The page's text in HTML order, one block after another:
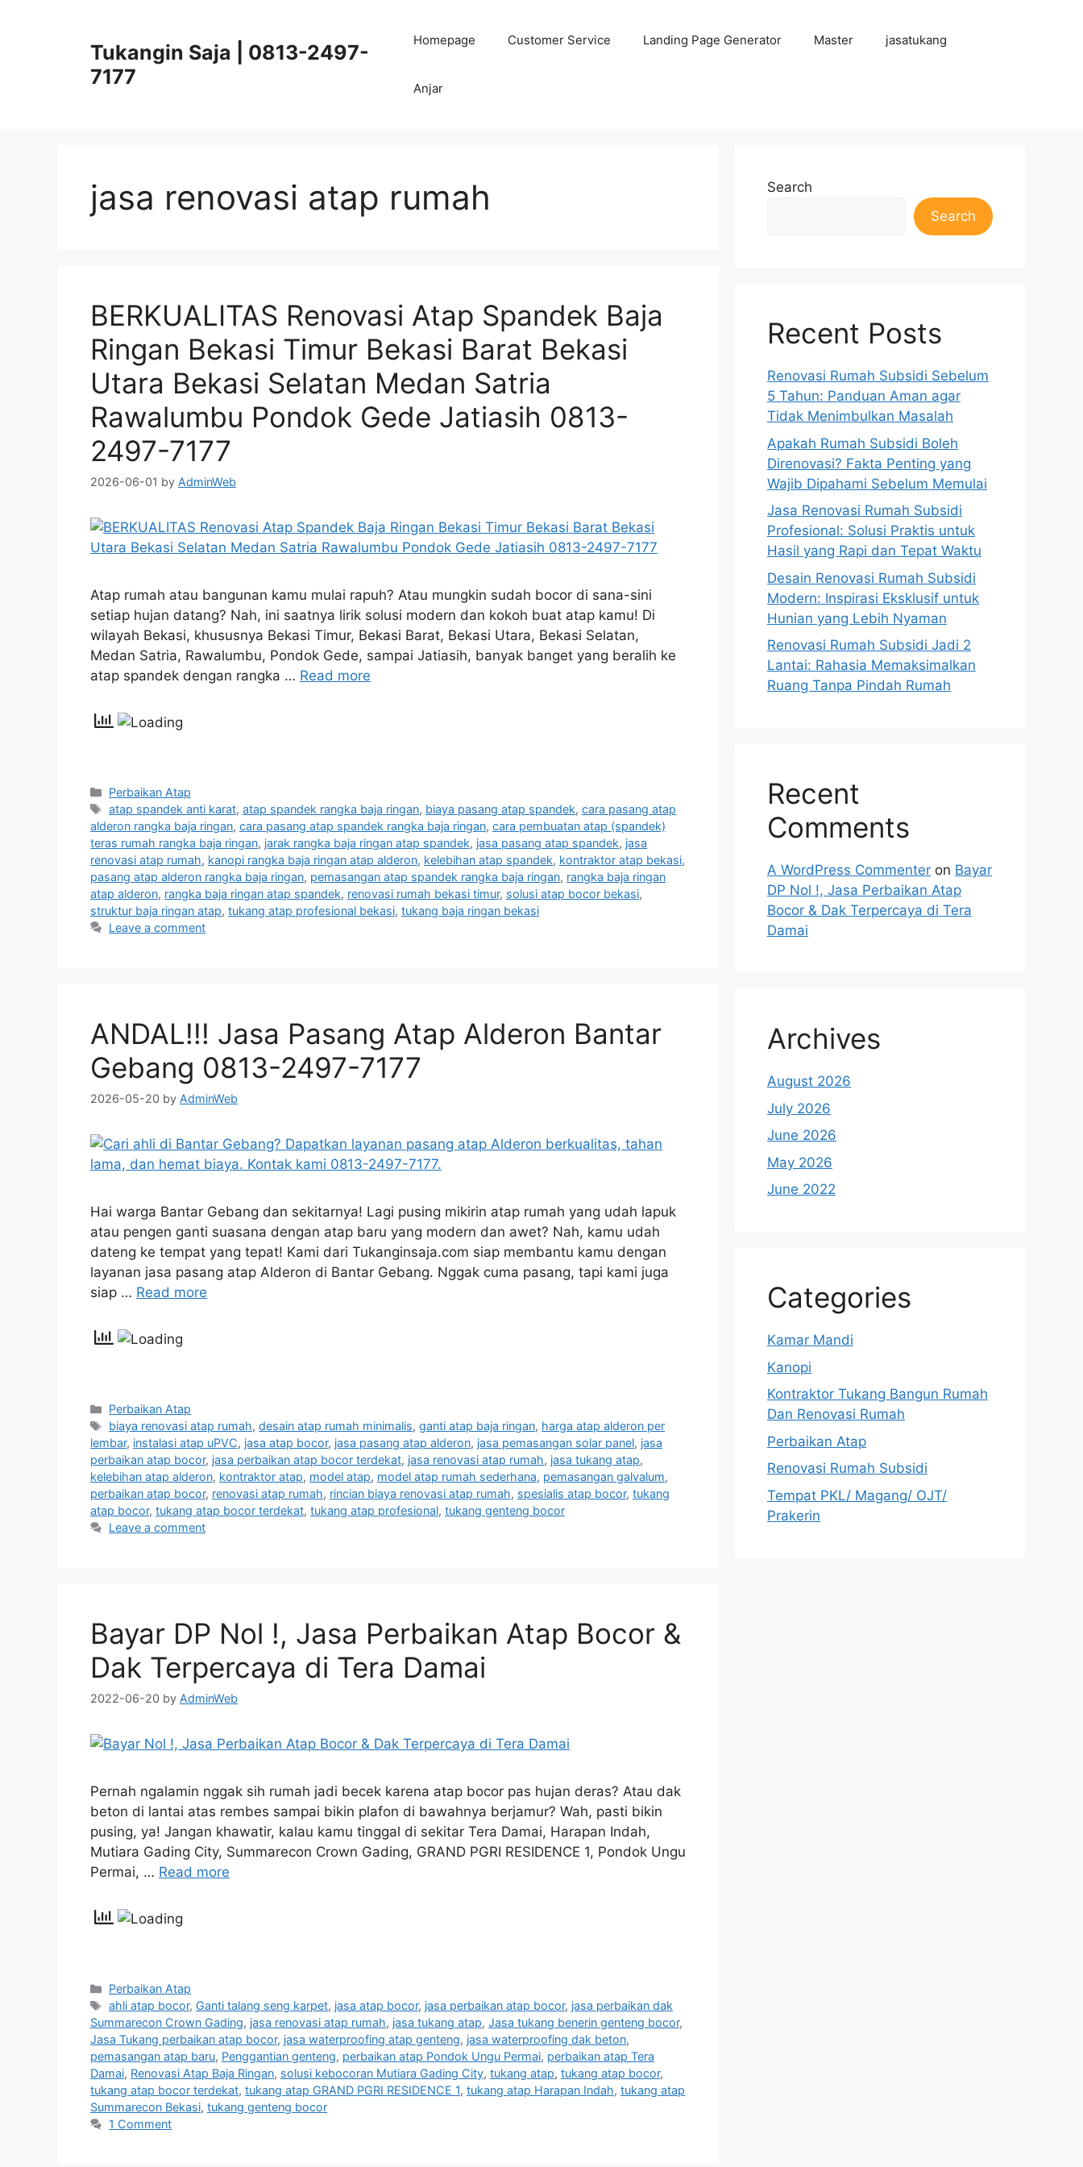
Tukangin Saja | 0813-2497-
7177
Homepage Customer Service Landing Page Generator Master jasatukang
Anjar
jasa renovasi atap rumah
BERKUALITAS Renovasi Atap Spandek Baja
Ringan Bekasi Timur Bekasi Barat Bekasi
Utara Bekasi Selatan Medan Satria
Rawalumbu Pondok Gede Jatiasih 0813-
2497-7177
2026-06-01 by AdminWeb
Atap rumah atau bangunan kamu mulai rapuh? Atau mungkin sudah bocor di sana-sini
setiap hujan datang? Nah, ini saatnya lirik solusi modern dan kokoh buat atap kamu! Di
wilayah Bekasi, khususnya Bekasi Timur, Bekasi Barat, Bekasi Utara, Bekasi Selatan,
Medan Satria, Rawalumbu, Pondok Gede, sampai Jatiasih, banyak banget yang beralih ke
atap spandek dengan rangka … Read more
Categories
Perbaikan Atap
Tags
atap spandek anti karat,atap spandek rangka baja ringan, biaya pasang atap spandek,cara pasang atap
alderon rangka baja ringan, cara pasang atap spandek rangka baja ringan, cara pembuatan atap (spandek)
teras rumah rangka baja ringan, jarak rangka baja ringan atap spandek, jasa pasang atap spandek, jasa
renovasi atap rumah, kanopi rangka baja ringan atap alderon, kelebihan atap spandek, kontraktor atap bekasi,
pasang atap alderon rangka baja ringan, pemasangan atap spandek rangka baja ringan, rangka baja ringan
atap alderon, rangka baja ringan atap spandek, renovasi rumah bekasi timur, solusi atap bocor bekasi,
struktur baja ringan atap, tukang atap profesional bekasi, tukang baja ringan bekasi
Leave a comment
ANDAL!!! Jasa Pasang Atap Alderon Bantar
Gebang 0813-2497-7177
2026-05-20 by AdminWeb
Hai warga Bantar Gebang dan sekitarnya! Lagi pusing mikirin atap rumah yang udah lapuk
atau pengen ganti suasana dengan atap baru yang modern dan awet? Nah, kamu udah
dateng ke tempat yang tepat! Kami dari Tukanginsaja.com siap membantu kamu dengan
layanan jasa pasang atap Alderon di Bantar Gebang. Nggak cuma pasang, tapi kami juga
siap … Read more
Categories
Perbaikan Atap
Tags
biaya renovasi atap rumah,desain atap rumah minimalis,ganti atap baja ringan, harga atap alderon per
lembar, instalasi atap uPVC, jasa atap bocor, jasa pasang atap alderon, jasa pemasangan solar panel, jasa
perbaikan atap bocor, jasa perbaikan atap bocor terdekat, jasa renovasi atap rumah, jasa tukang atap,
kelebihan atap alderon, kontraktor atap, model atap, model atap rumah sederhana, pemasangan galvalum,
perbaikan atap bocor, renovasi atap rumah, rincian biaya renovasi atap rumah, spesialis atap bocor, tukang
atap bocor, tukang atap bocor terdekat, tukang atap profesional, tukang genteng bocor
Leave a comment
Bayar DP Nol !, Jasa Perbaikan Atap Bocor &
Dak Terpercaya di Tera Damai
2022-06-20 by AdminWeb
Pernah ngalamin nggak sih rumah jadi becek karena atap bocor pas hujan deras? Atau dak
beton di lantai atas rembes sampai bikin plafon di bawahnya berjamur? Wah, pasti bikin
pusing, ya! Jangan khawatir, kalau kamu tinggal di sekitar Tera Damai, Harapan Indah,
Mutiara Gading City, Summarecon Crown Gading, GRAND PGRI RESIDENCE 1, Pondok Ungu
Permai, … Read more
Categories
Perbaikan Atap
Tags
ahli atap bocor, Ganti talang seng karpet, jasa atap bocor, jasa perbaikan atap bocor, jasa perbaikan dak
Summarecon Crown Gading, jasa renovasi atap rumah, jasa tukang atap, Jasa tukang benerin genteng bocor,
Jasa Tukang perbaikan atap bocor, jasa waterproofing atap genteng, jasa waterproofing dak beton,
pemasangan atap baru, Penggantian genteng, perbaikan atap Pondok Ungu Permai, perbaikan atap Tera
Damai, Renovasi Atap Baja Ringan, solusi kebocoran Mutiara Gading City, tukang atap, tukang atap bocor,
tukang atap bocor terdekat, tukang atap GRAND PGRI RESIDENCE 1, tukang atap Harapan Indah, tukang atap
Summarecon Bekasi, tukang genteng bocor
1 Comment
Search
Search
Recent Posts
Renovasi Rumah Subsidi Sebelum
5 Tahun: Panduan Aman agar
Tidak Menimbulkan Masalah
Apakah Rumah Subsidi Boleh
Direnovasi? Fakta Penting yang
Wajib Dipahami Sebelum Memulai
Jasa Renovasi Rumah Subsidi
Profesional: Solusi Praktis untuk
Hasil yang Rapi dan Tepat Waktu
Desain Renovasi Rumah Subsidi
Modern: Inspirasi Eksklusif untuk
Hunian yang Lebih Nyaman
Renovasi Rumah Subsidi Jadi 2
Lantai: Rahasia Memaksimalkan
Ruang Tanpa Pindah Rumah
Recent
Comments
A WordPress Commenter on Bayar
DP Nol !, Jasa Perbaikan Atap
Bocor & Dak Terpercaya di Tera
Damai
Archives
August 2026
July 2026
June 2026
May 2026
June 2022
Categories
Kamar Mandi
Kanopi
Kontraktor Tukang Bangun Rumah
Dan Renovasi Rumah
Perbaikan Atap
Renovasi Rumah Subsidi
Tempat PKL/ Magang/ OJT/
Prakerin